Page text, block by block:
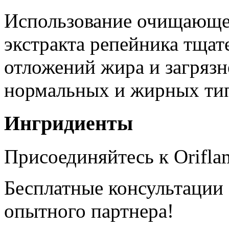
Использование
экстракта репейника
отложений жира и
нормальных и жирных
Ингридиенты
Присоединяйтесь к
Бесплатные консультации
опытного партнера!